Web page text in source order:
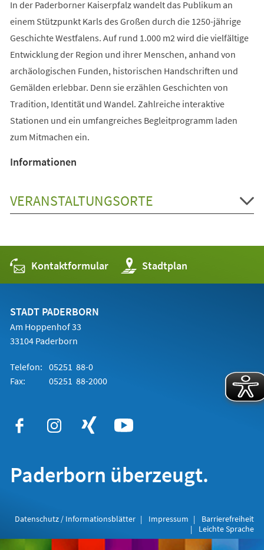
In der Paderborner Kaiserpfalz wandelt das Publikum an
einem Stützpunkt Karls des Großen durch die 1250-jährige
Geschichte Westfalens. Auf rund 1.000 m2 wird die vielfältige
Entwicklung der Region und ihrer Menschen, anhand von
archäologischen Funden, historischen Handschriften und
Gemälden erlebbar. Denn sie erzählen Geschichten von
Tradition, Identität und Wandel. Zahlreiche interaktive
Stationen und ein umfangreiches Begleitprogramm laden
zum Mitmachen ein.
Informationen
VERANSTALTUNGSORTE
Kontaktformular Stadtplan
(Öffnet
in
einem
STADT PADERBORN
Am Hoppenhof 33
33104 Paderborn
Telefon: 05251 88-0
Fax:
05251 88-2000
Paderborn überzeugt.
Datenschutz / Informationsblätter Impressum
Barrierefreiheit
Leichte Sprache